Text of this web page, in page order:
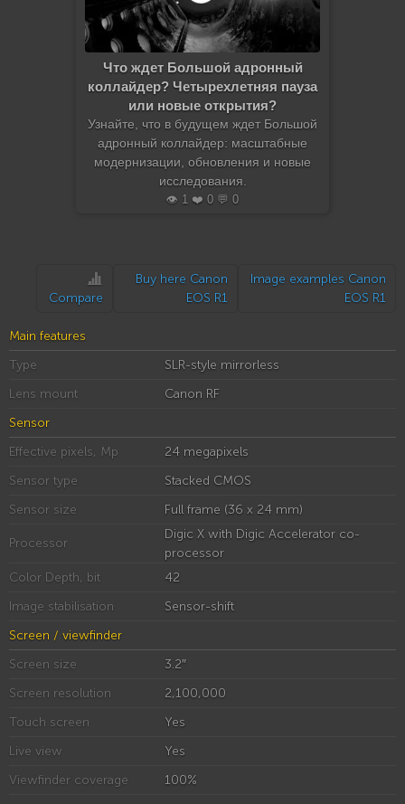
Что ждет Большой адронный
коллайдер? Четырехлетняя пауза
или новые открытия?
Узнайте, что в будущем ждет Большой
адронный коллайдер: масштабные
модернизации, обновления и новые
исследования.
👁️ 1 ❤️ 0 💬 0
Compare
Buy here Canon
EOS R1
Image examples Canon
EOS R1
Main features
Type
SLR-style mirrorless
Lens mount
Canon RF
Sensor
Effective pixels, Mp
24 megapixels
Sensor type
Stacked CMOS
Sensor size
Full frame (36 x 24 mm)
Processor
Digic X with Digic Accelerator co-
processor
Color Depth, bit
42
Image stabilisation
Sensor-shift
Screen / viewfinder
Screen size
3.2″
Screen resolution
2,100,000
Touch screen
Yes
Live view
Yes
Viewfinder coverage
100%